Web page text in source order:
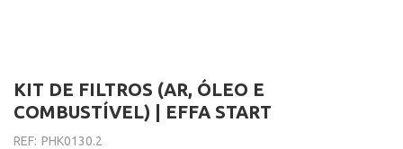
KIT DE FILTROS (AR, ÓLEO E
COMBUSTÍVEL) | EFFA START
REF: PHK0130.2